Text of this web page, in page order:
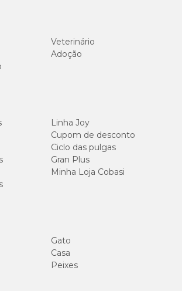
Veterinário
Adoção
Linha Joy
Cupom de desconto
Ciclo das pulgas
Gran Plus
Minha Loja Cobasi
Gato
Casa
Peixes